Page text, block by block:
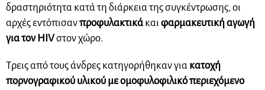
δραστηριότητα κατά τη διάρκεια της συγκέντρωσης, οι
αρχές εντόπισανπροφυλακτικά και φαρμακευτική αγωγή
για τον HIVστον χώρο.
Τρεις από τους άνδρες κατηγορήθηκαν για κατοχή
πορνογραφικού υλικού με ομοφυλοφιλικό περιεχόμενο